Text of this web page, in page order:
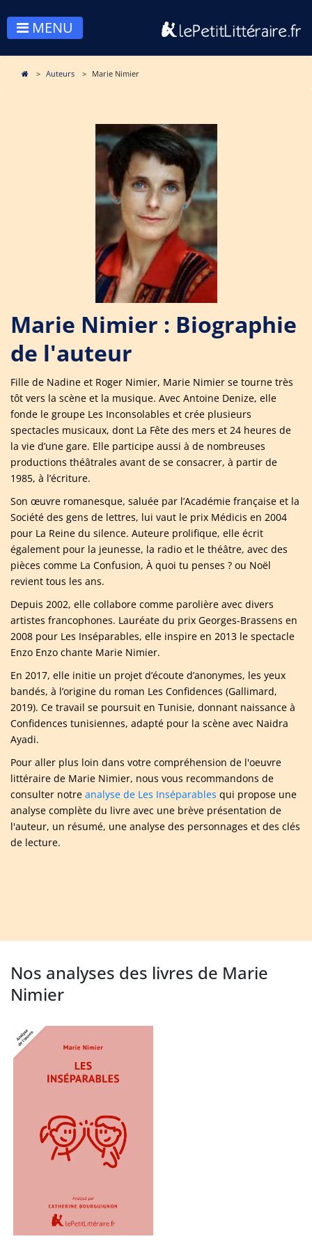
MENU
Auteurs Marie Nimier
Marie Nimier : Biographie
de l'auteur
Fille de Nadine et Roger Nimier, Marie Nimier se tourne très
tôt vers la scène et la musique. Avec Antoine Denize, elle
fonde le groupe Les Inconsolables et crée plusieurs
spectacles musicaux, dont La Fête des mers et 24 heures de
la vie d’une gare. Elle participe aussi à de nombreuses
productions théâtrales avant de se consacrer, à partir de
1985, à l’écriture.
Son œuvre romanesque, saluée par l’Académie française et la
Société des gens de lettres, lui vaut le prix Médicis en 2004
pour La Reine du silence. Auteure prolifique, elle écrit
également pour la jeunesse, la radio et le théâtre, avec des
pièces comme La Confusion, À quoi tu penses ? ou Noël
revient tous les ans.
Depuis 2002, elle collabore comme parolière avec divers
artistes francophones. Lauréate du prix Georges-Brassens en
2008 pour Les Inséparables, elle inspire en 2013 le spectacle
Enzo Enzo chante Marie Nimier.
En 2017, elle initie un projet d’écoute d’anonymes, les yeux
bandés, à l’origine du roman Les Confidences (Gallimard,
2019). Ce travail se poursuit en Tunisie, donnant naissance à
Confidences tunisiennes, adapté pour la scène avec Naidra
Ayadi.
Pour aller plus loin dans votre compréhension de l'oeuvre
littéraire de Marie Nimier, nous vous recommandons de
consulter notre analyse de Les Inséparables qui propose une
analyse complète du livre avec une brève présentation de
l'auteur, un résumé, une analyse des personnages et des clés
de lecture.
Nos analyses des livres de Marie
Nimier